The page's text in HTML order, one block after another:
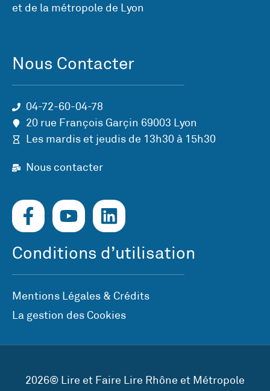
et de la métropole de Lyon
Nous Contacter
04-72-60-04-78
20 rue François Garçin 69003 Lyon
Les mardis et jeudis de 13h30 à 15h30
Nous contacter
Conditions d’utilisation
Mentions Légales & Crédits
La gestion des Cookies
2026© Lire et Faire Lire Rhône et Métropole